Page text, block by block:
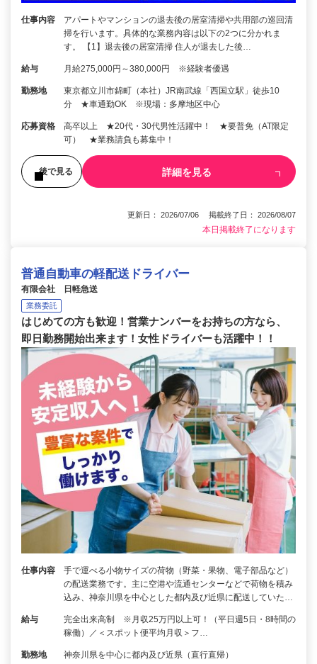
仕事内容
アパートやマンションの退去後の居室清掃や共用部の巡回清
掃を行います。具体的な業務内容は以下の2つに分かれま
す。 【1】退去後の居室清掃 住人が退去した後…
給与 月給275,000円～380,000円 ※経験者優遇
勤務地
東京都立川市錦町（本社）JR南武線「西国立駅」徒歩10
分 ★車通勤OK ※現場：多摩地区中心
応募資格
高卒以上 ★20代・30代男性活躍中！ ★要普免（AT限定
可） ★業務請負も募集中！
後で見る 詳細を見る
更新日： 2026/07/06 掲載終了日： 2026/08/07
本日掲載終了になります
普通自動車の軽配送ドライバー
有限会社 日軽急送
業務委託
はじめての方も歓迎！営業ナンバーをお持ちの方なら、
即日勤務開始出来ます！女性ドライバーも活躍中！！
仕事内容
手で運べる小物サイズの荷物（野菜・果物、電子部品など）
の配送業務です。主に空港や流通センターなどで荷物を積み
込み、神奈川県を中心とした都内及び近県に配送していた…
給与
完全出来高制 ※月収25万円以上可！（平日週5日・8時間の
稼働）／＜スポット便平均月収＞フ…
勤務地 神奈川県を中心に都内及び近県（直行直帰）